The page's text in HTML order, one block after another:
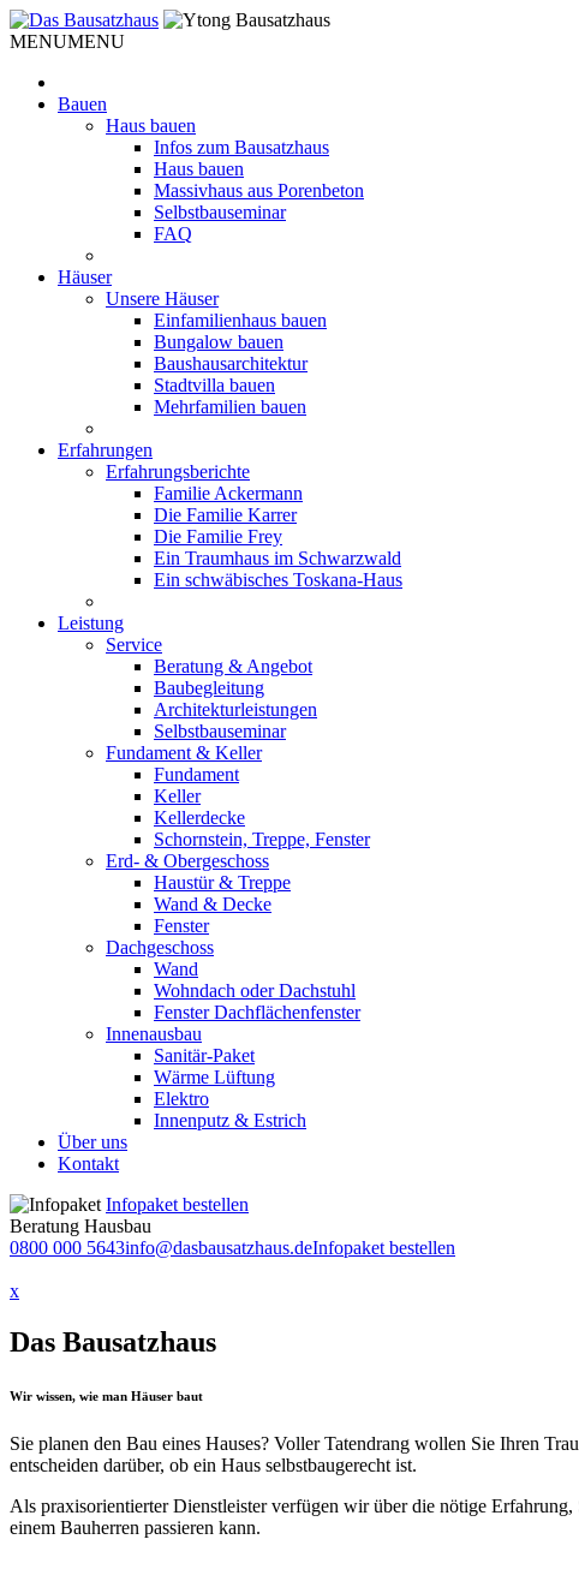
Weiter
zum
MENUMENU
Bauen
Haus bauen
Infos zum Bausatzhaus
Haus bauen
Massivhaus aus Porenbeton
Selbstbauseminar
FAQ
Häuser
Unsere Häuser
Einfamilienhaus bauen
Bungalow bauen
Baushausarchitektur
Stadtvilla bauen
Mehrfamilien bauen
Erfahrungen
Erfahrungsberichte
Familie Ackermann
Die Familie Karrer
Die Familie Frey
Ein Traumhaus im Schwarzwald
Ein schwäbisches Toskana-Haus
Leistung
Service
Beratung & Angebot
Baubegleitung
Architekturleistungen
Selbstbauseminar
Fundament & Keller
Fundament
Keller
Kellerdecke
Schornstein, Treppe, Fenster
Erd- & Obergeschoss
Haustür & Treppe
Wand & Decke
Fenster
Dachgeschoss
Wand
Wohndach oder Dachstuhl
Fenster Dachflächenfenster
Innenausbau
Sanitär-Paket
Wärme Lüftung
Elektro
Innenputz & Estrich
Über uns
Kontakt
Infopaket bestellen
Beratung Hausbau
0800 000 5643info@dasbausatzhaus.deInfopaket bestellen
x
Das Bausatzhaus
Wir wissen, wie man Häuser baut
Sie planen den Bau eines Hauses? Voller Tatendrang wollen Sie Ihren
entscheiden darüber, ob ein Haus selbstbaugerecht ist.
Als praxisorientierter Dienstleister verfügen wir über die nötige
einem Bauherren passieren kann.